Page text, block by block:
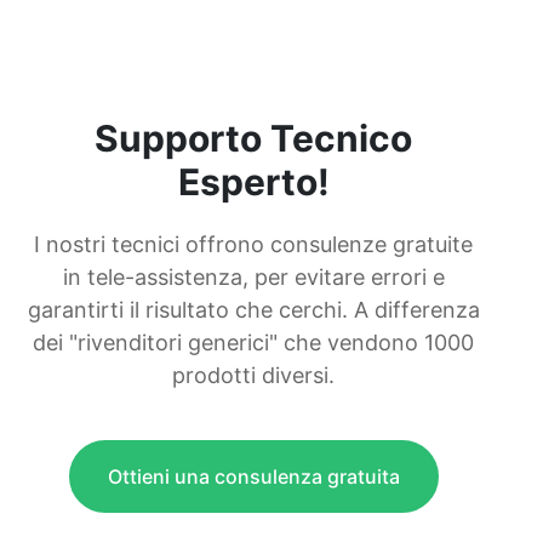
Supporto Tecnico
Esperto!
I nostri tecnici offrono consulenze gratuite
in tele-assistenza, per evitare errori e
garantirti il risultato che cerchi. A differenza
dei "rivenditori generici" che vendono 1000
prodotti diversi.
Ottieni una consulenza gratuita